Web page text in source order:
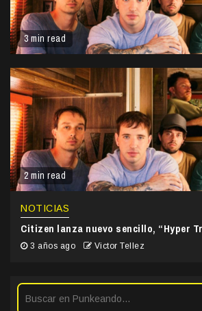
3 min read
2 min read
NOTICIAS
Citizen lanza nuevo sencillo, “Hyper
3 años ago Victor Tellez